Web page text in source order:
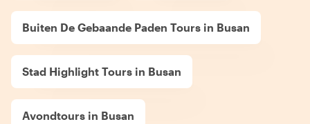
Buiten De Gebaande Paden Tours in Busan
Stad Highlight Tours in Busan
Avondtours in Busan